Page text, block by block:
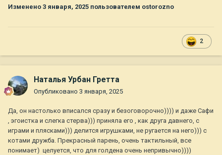
Изменено 3 января, 2025 пользователем ostorozno
2
Наталья Урбан Гретта
Опубликовано 3 января, 2025
Да, он настолько вписался сразу и безоговорочно)))) и даже Сафи
, эгоистка и слегка стерва))) приняла его , как друга давнего, с
играми и плясками))) делится игрушками, не ругается на него))) с
котами дружба. Прекрасный парень, очень тактильный, все
понимает) целуется, что для голдена очень непривычно))))